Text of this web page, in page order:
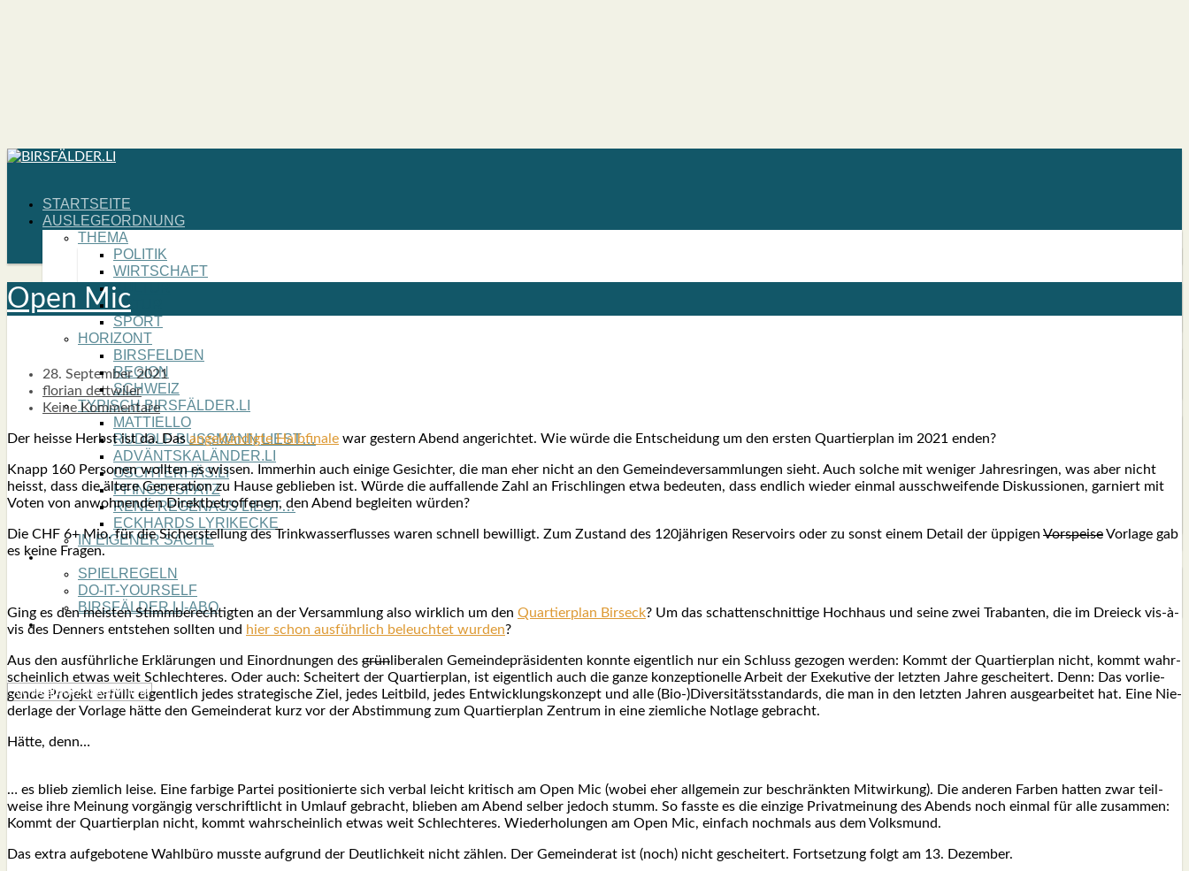
START­SEI­TE
AUS­LE­GE­ORD­NUNG
THE­MA
POLI­TIK
WIRT­SCHAFT
KUL­TUR
NATUR
SPORT
HORI­ZONT
BIRS­FEL­DEN
REGI­ON
SCHWEIZ
TYPISCH BIRSFÄLDER.LI
MATTIELLO
RUDOLF BUSS­MANN LIEST…
ADVÄNTSKALÄNDER.LI
OSCHTERHÄS.LI
PFINGST­SPATZ
RENÉ REGEN­ASS LIEST…
ECK­HARDS LYRIK­ECKE
IN EIGE­NER SACHE
SO GOOT’S
SPIEL­RE­GELN
DO-IT-YOUR­S­ELF
BIRSFÄLDER.LI-ABO
SHOUT­BOX
Open Mic
28. September 2021
florian dettwiler
Keine Kommentare
Der heis­se Herbst ist da. Dasange­kün­dig­te Halb­fi­na­le war ges­tern Abend ange­rich­tet. Wie wür­de die Ent­schei­dung um den ers­ten Quar­tier­plan im 2021 enden?
Knapp 160 Per­so­nen woll­ten es wis­sen. Immer­hin auch eini­ge Gesich­ter, die man eher nicht an den Gemein­de­ver­samm­lun­gen sieht. Auch sol­che mit weni­ger Jah­res­rin­gen, was aber nicht
heisst, dass die älte­re Gene­ra­ti­on zu Hau­se geblie­ben ist. Wür­de die auf­fal­len­de Zahl an Frisch­lin­gen etwa bedeu­ten, dass end­lich wie­der ein­mal aus­schwei­fen­de Dis­kus­sio­nen, gar­niert mit
Voten von anwoh­nen­den Direkt­be­trof­fe­nen, den Abend beglei­ten wür­den?
Die CHF 6+ Mio. für die Sicher­stel­lung des Trink­was­ser­flus­ses waren schnell bewil­ligt. Zum Zustand des 120jährigen Reser­voirs oder zu sonst einem Detail der üppi­gen Vor­spei­seVor­la­ge gab
es kei­ne Fra­gen.
Ging es den meis­ten Stimm­be­rech­tig­ten an der Ver­samm­lung also wirk­lich um den Quar­tier­plan Birs­eck? Um das schat­ten­schnit­ti­ge Hoch­haus und sei­ne zwei Tra­ban­ten, die im Drei­eck vis-à-
vis des Den­ners ent­ste­hen soll­ten und hier schon aus­führ­lich beleuch­tet wur­den?
Aus den aus­führ­li­che Erklä­run­gen und Ein­ord­nun­gen des grün libe­ra­len Gemein­de­prä­si­den­ten konn­te eigent­lich nur ein Schluss gezo­gen wer­den: Kommt der Quar­tier­plan nicht, kommt wahr­
schein­lich etwas weit Schlech­te­res. Oder auch: Schei­tert der Quar­tier­plan, ist eigent­lich auch die gan­ze kon­zep­tio­nel­le Arbeit der Exe­ku­ti­ve der letz­ten Jah­re geschei­tert. Denn: Das vor­lie­
gen­de Pro­jekt erfüllt eigent­lich jedes stra­te­gi­sche Ziel, jedes Leit­bild, jedes Ent­wick­lungs­kon­zept und alle (Bio-)Diversitätsstandards, die man in den letz­ten Jah­ren aus­ge­ar­bei­tet hat. Eine Nie­
der­la­ge der Vor­la­ge hät­te den Gemein­de­rat kurz vor der Abstim­mung zum Quar­tier­plan Zen­trum in eine ziem­li­che Not­la­ge gebracht.
Hät­te, denn…
… es blieb ziem­lich lei­se. Eine far­bi­ge Par­tei posi­tio­nier­te sich ver­bal leicht kri­tisch am Open Mic (wobei eher all­ge­mein zur beschränk­ten Mit­wir­kung). Die ande­ren Far­ben hat­ten zwar teil­
wei­se ihre Mei­nung vor­gän­gig ver­schrift­licht in Umlauf gebracht, blie­ben am Abend sel­ber jedoch stumm. So fass­te es die ein­zi­ge Pri­vat­mei­nung des Abends noch ein­mal für alle zusam­men:
Kommt der Quar­tier­plan nicht, kommt wahr­schein­lich etwas weit Schlech­te­res. Wie­der­ho­lun­gen am Open Mic, ein­fach noch­mals aus dem Volks­mund.
Das extra auf­ge­bo­te­ne Wahl­bü­ro muss­te auf­grund der Deut­lich­keit nicht zäh­len. Der Gemein­de­rat ist (noch) nicht geschei­tert. Fort­set­zung folgt am 13. Dezem­ber.